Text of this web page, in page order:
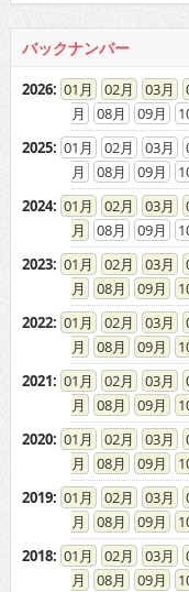
バックナンバー
2026: 01 02 03
08
09
2025: 01 02 03
08
09
2024: 01 02 03
08
09
2023: 01 02 03
08
09
2022: 01 02 03
08
09
2021: 01 02 03
08
09
2020: 01 02 03
08
09
2019: 01 02 03
08
09
2018: 01 02 03
08
09